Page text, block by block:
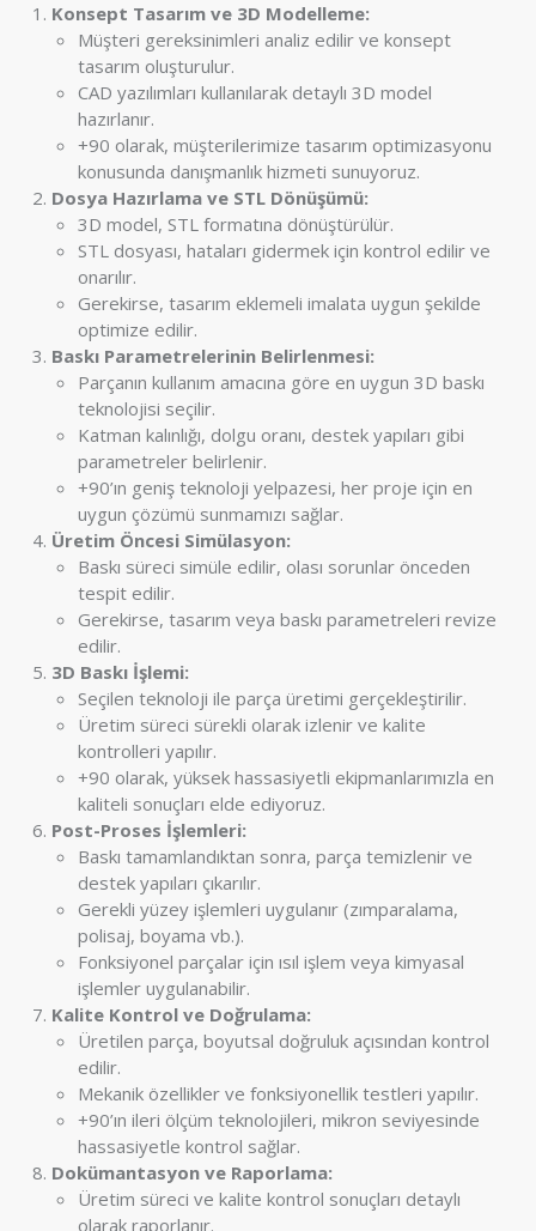
Konsept Tasarım ve 3D Modelleme:
Müşteri gereksinimleri analiz edilir ve konsept
tasarım oluşturulur.
CAD yazılımları kullanılarak detaylı 3D model
hazırlanır.
+90 olarak, müşterilerimize tasarım optimizasyonu
konusunda danışmanlık hizmeti sunuyoruz.
Dosya Hazırlama ve STL Dönüşümü:
3D model, STL formatına dönüştürülür.
STL dosyası, hataları gidermek için kontrol edilir ve
onarılır.
Gerekirse, tasarım eklemeli imalata uygun şekilde
optimize edilir.
Baskı Parametrelerinin Belirlenmesi:
Parçanın kullanım amacına göre en uygun 3D baskı
teknolojisi seçilir.
Katman kalınlığı, dolgu oranı, destek yapıları gibi
parametreler belirlenir.
+90’ın geniş teknoloji yelpazesi, her proje için en
uygun çözümü sunmamızı sağlar.
Üretim Öncesi Simülasyon:
Baskı süreci simüle edilir, olası sorunlar önceden
tespit edilir.
Gerekirse, tasarım veya baskı parametreleri revize
edilir.
3D Baskı İşlemi:
Seçilen teknoloji ile parça üretimi gerçekleştirilir.
Üretim süreci sürekli olarak izlenir ve kalite
kontrolleri yapılır.
+90 olarak, yüksek hassasiyetli ekipmanlarımızla en
kaliteli sonuçları elde ediyoruz.
Post-Proses İşlemleri:
Baskı tamamlandıktan sonra, parça temizlenir ve
destek yapıları çıkarılır.
Gerekli yüzey işlemleri uygulanır (zımparalama,
polisaj, boyama vb.).
Fonksiyonel parçalar için ısıl işlem veya kimyasal
işlemler uygulanabilir.
Kalite Kontrol ve Doğrulama:
Üretilen parça, boyutsal doğruluk açısından kontrol
edilir.
Mekanik özellikler ve fonksiyonellik testleri yapılır.
+90’ın ileri ölçüm teknolojileri, mikron seviyesinde
hassasiyetle kontrol sağlar.
Dokümantasyon ve Raporlama:
Üretim süreci ve kalite kontrol sonuçları detaylı
olarak raporlanır.